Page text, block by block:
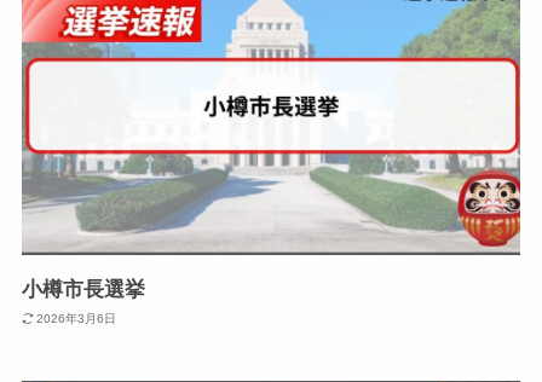
小樽市長選挙
2026年3月6日